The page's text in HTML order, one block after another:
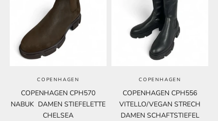
COPENHAGEN
COPENHAGEN CPH570
NABUK DAMEN STIEFELETTE
CHELSEA
COPENHAGEN
COPENHAGEN CPH556
VITELLO/VEGAN STRECH
DAMEN SCHAFTSTIEFEL